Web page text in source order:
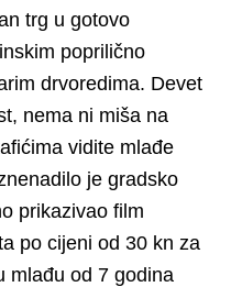
trg u gotovo
poprilično
drvoredima. Devet
nema ni miša na
vidite mlađe
je gradsko
prikazivao film
po cijeni od 30 kn za
mlađu od 7 godina